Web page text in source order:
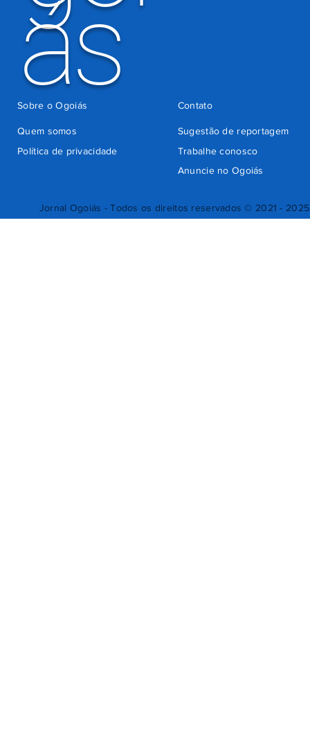
Jornal Ogoiás - Todos os direitos reservados © 2021 - 2025
ás
Quem somos
Sugestão de reportagem
Trabalhe conosco
Política de privacidade
Anuncie no Ogoiás
Contato
Sobre o Ogoiás